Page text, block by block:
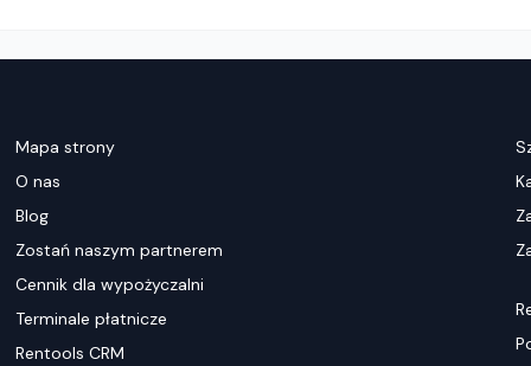
Mapa strony
O nas
Blog
Zostań naszym partnerem
Cennik dla wypożyczalni
Terminale płatnicze
Rentools CRM